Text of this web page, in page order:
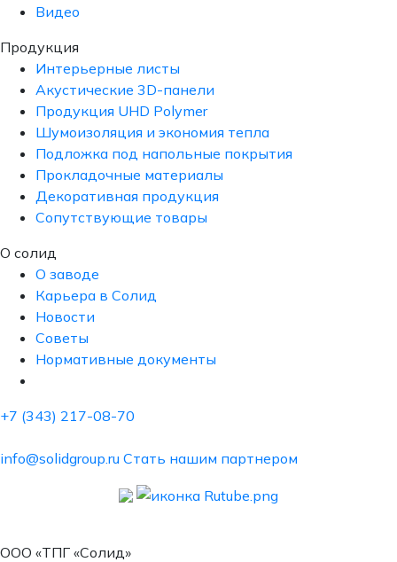
Видео
Продукция
Интерьерные листы
Акустические 3D-панели
Продукция UHD Polymer
Шумоизоляция и экономия тепла
Подложка под напольные покрытия
Прокладочные материалы
Декоративная продукция
Сопутствующие товары
О солид
О заводе
Карьера в Солид
Новости
Советы
Нормативные документы
+7 (343) 217-08-70
info@solidgroup.ru Стать нашим партнером
ООО «ТПГ «Солид»